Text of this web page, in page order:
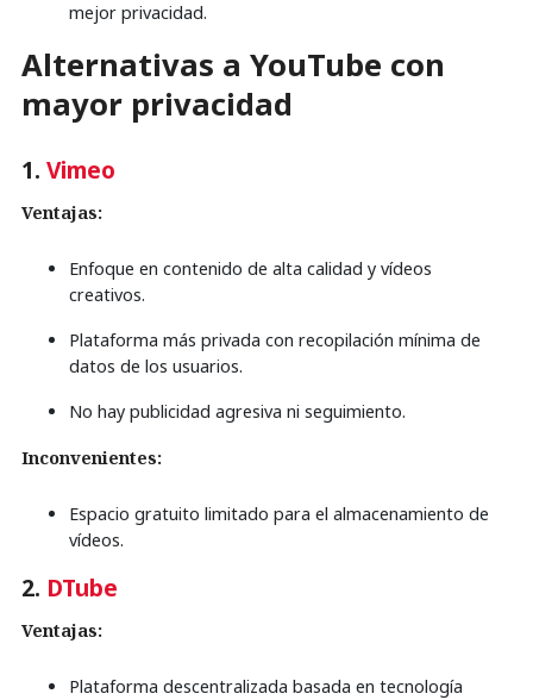
mejor privacidad.
Alternativas a YouTube con
mayor privacidad
1. Vimeo
Ventajas:
Enfoque en contenido de alta calidad y vídeos
creativos.
Plataforma más privada con recopilación mínima de
datos de los usuarios.
No hay publicidad agresiva ni seguimiento.
Inconvenientes:
Espacio gratuito limitado para el almacenamiento de
vídeos.
2. DTube
Ventajas:
Plataforma descentralizada basada en tecnología